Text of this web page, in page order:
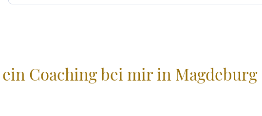
Coaching bei mir in Magdeburg